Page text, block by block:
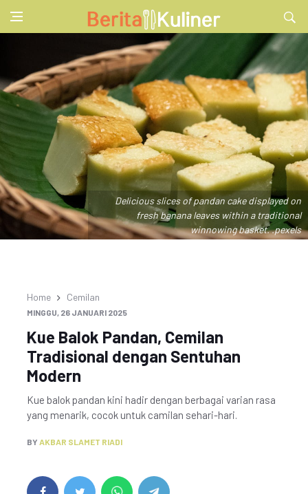
Delicious slices of pandan cake displayed on
fresh banana leaves within a traditional
winnowing basket. .pexels
Home Cemilan
MINGGU, 26 JANUARI 2025
Kue Balok Pandan, Cemilan
Tradisional dengan Sentuhan
Modern
Kue balok pandan kini hadir dengan berbagai varian rasa
yang menarik, cocok untuk camilan sehari-hari.
BY AKBAR SLAMET RIADI